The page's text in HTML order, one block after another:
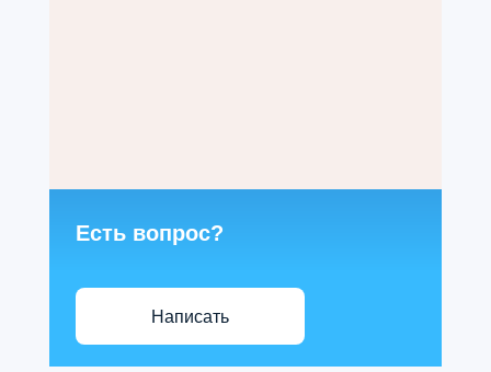
Есть вопрос?
Написать